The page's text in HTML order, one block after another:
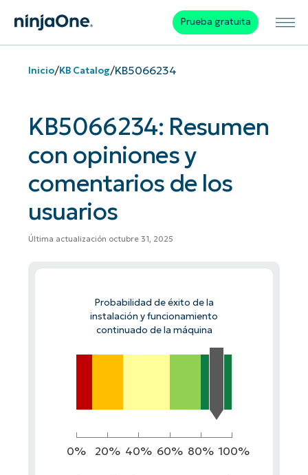
Prueba gratuita
Inicio/KB Catalog/KB5066234
KB5066234: Resumen
con opiniones y
comentarios de los
usuarios
Última actualización octubre 31, 2025
Probabilidad de éxito de la
instalación y funcionamiento
continuado de la máquina
0% 20% 40% 60% 80% 100%